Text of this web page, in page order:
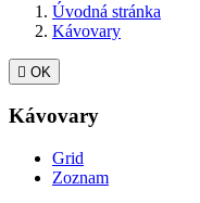
Úvodná stránka
Kávovary
 OK
Kávovary
Grid
Zoznam